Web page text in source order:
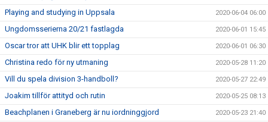
Playing and studying in Uppsala 2020-06-04 06:00
Ungdomsserierna 20/21 fastlagda 2020-06-01 15:45
Oscar tror att UHK blir ett topplag 2020-06-01 06:30
Christina redo för ny utmaning 2020-05-28 11:20
Vill du spela division 3-handboll? 2020-05-27 22:49
Joakim tillför attityd och rutin 2020-05-25 08:13
Beachplanen i Graneberg är nu iordninggjord 2020-05-23 21:40